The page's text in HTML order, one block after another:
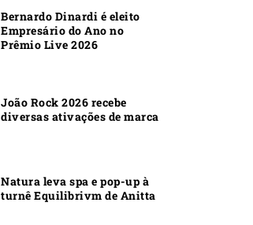
Bernardo Dinardi é eleito
Empresário do Ano no
Prêmio Live 2026
João Rock 2026 recebe
diversas ativações de marca
Natura leva spa e pop-up à
turnê Equilibrivm de Anitta